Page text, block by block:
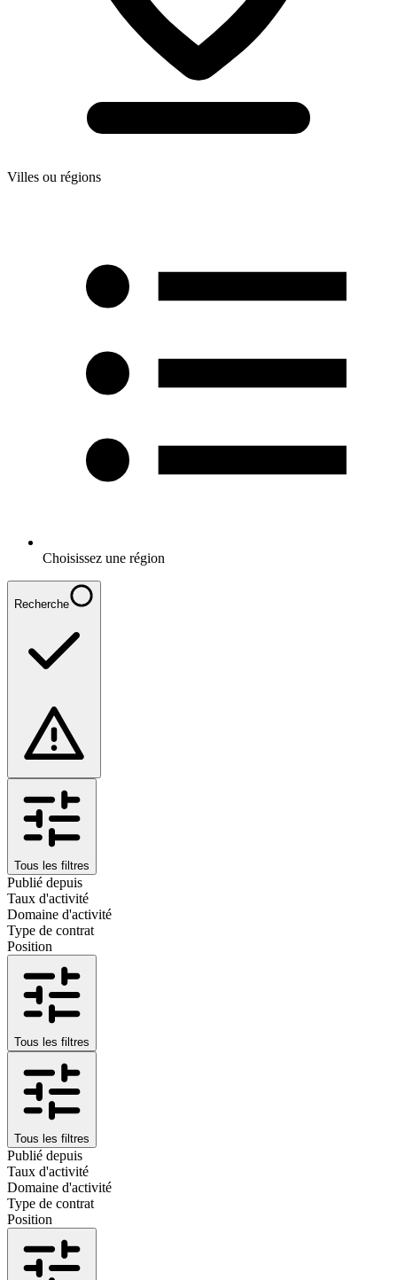
Villes ou régions
Choisissez une région
Recherche
Tous les filtres
Publié depuis
Taux d'activité
Domaine d'activité
Type de contrat
Position
Tous les filtres
Tous les filtres
Publié depuis
Taux d'activité
Domaine d'activité
Type de contrat
Position